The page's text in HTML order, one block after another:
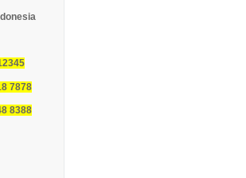
7878
8388